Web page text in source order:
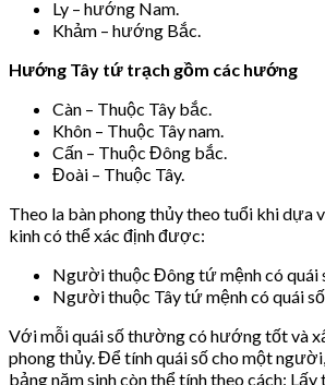
Ly – hướng Nam.
Khảm – hướng Bắc.
Hướng Tây tứ trạch gồm các hướng
Càn – Thuộc Tây bắc.
Khôn – Thuộc Tây nam.
Cấn – Thuộc Đông bắc.
Đoài – Thuộc Tây.
Theo la bàn phong thủy theo tuổi khi dựa
kinh có thể xác định được:
Người thuộc Đông tứ mệnh có quái
Người thuộc Tây tứ mệnh có quái
Với mỗi quái số thường có hướng tốt và
phong thủy. Để tính quái số cho một
bảng năm sinh còn thể tính theo cách: Lấy